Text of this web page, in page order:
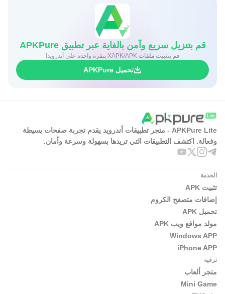
قم بتنزيل سريع وآمن بالغاية عبر تطبيق APKPure
قم بتثبيت ملفات XAPK/APK بنقرة واحدة على أندرويد!
تحميل APKPure
APKPure Lite - متجر تطبيقات أندرويد يقدم تجربة صفحات بسيطة
وفعالة. اكتشف التطبيقات التي تريدها بسهولة وسرعة وأمان.
الخدمة
تثبيت APK
إضافات متصفح الكروم
تحميل APK
مولد مواقع ويب APK
Windows APP
iPhone APP
ترفيه
متجر ألعاب
Mini Game